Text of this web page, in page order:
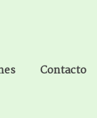
Contacto